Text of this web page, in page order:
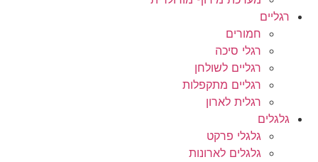
רגליים
חמורים
רגלי סיכה
רגליים לשולחן
רגליים מתקפלות
רגלית לארון
גלגלים
גלגלי פרקט
גלגלים לארונות